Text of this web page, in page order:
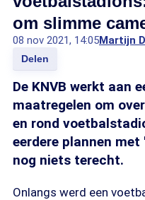
om slimme
08 nov 2021, 14:05Martijn
Delen
De KNVB werkt aan
maatregelen om
en rond
eerdere plannen
nog niets terecht.
Onlangs werd een